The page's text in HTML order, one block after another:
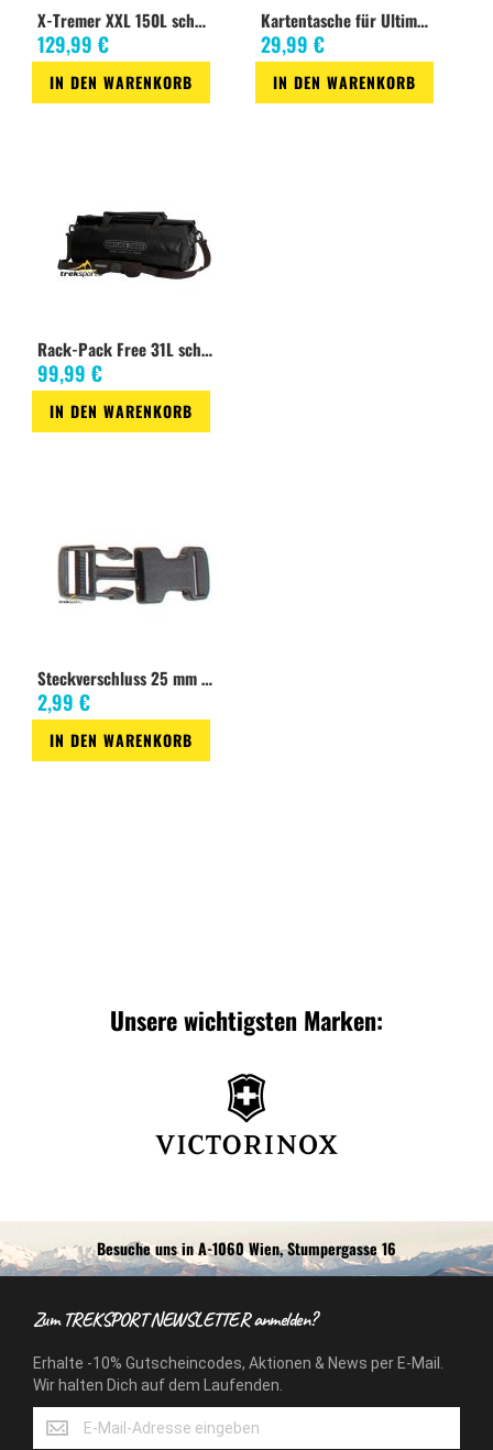
X-Tremer XXL 150L schwarz
129,99 €
IN DEN WARENKORB
Kartentasche für Ultimate
29,99 €
IN DEN WARENKORB
Rack-Pack Free 31L schwarz
99,99 €
IN DEN WARENKORB
Steckverschluss 25 mm Mojave, 1 Stk
2,99 €
IN DEN WARENKORB
Unsere wichtigsten Marken:
Besuche uns in A-1060 Wien, Stumpergasse 16
Zum TREKSPORT NEWSLETTER anmelden?
Erhalte -10% Gutscheincodes, Aktionen & News per E-Mail.
Wir halten Dich auf dem Laufenden.
Erhalte
-10%